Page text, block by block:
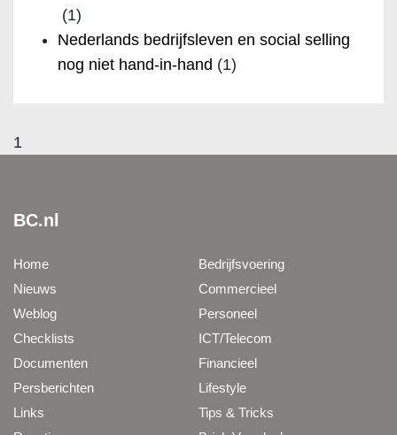
(1)
Nederlands bedrijfsleven en social selling
nog niet hand-in-hand (1)
1
BC.nl
Home
Nieuws
Weblog
Checklists
Documenten
Persberichten
Links
Bedrijfsvoering
Commercieel
Personeel
ICT/Telecom
Financieel
Lifestyle
Tips & Tricks